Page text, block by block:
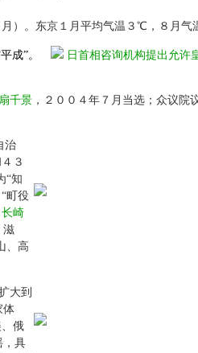
）。东京１月平均气温３℃，８月气
平成”。
日首相咨询机构提出允许
扇千景 ，２００４年７月当选；众议院
治
３
“知
町役
长崎
滋
、高
大到
体
俄
，具